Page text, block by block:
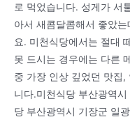
로 먹었습니다. 성게가 서
아서 새콤달콤해서 좋았
요. 미천식당에서는 절대
못 드시는 경우에는 다른
중 가장 인상 깊었던 맛집
니다.미천식당 부산광역
당 부산광역시 기장군 일